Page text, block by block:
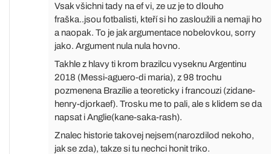
Vsak všichni tady na ef vi, ze uz je to dlouho
fraška..jsou fotbalisti, kteří si ho zasloužili a nemaji ho
a naopak. To je jak argumentace nobelovkou, sorry
jako. Argument nula nula hovno.
Takhle z hlavy ti krom brazilcu vyseknu Argentinu
2018 (Messi-aguero-di maria), z 98 trochu
pozmenena Brazílie a teoreticky i francouzi (zidane-
henry-djorkaef). Trosku me to pali, ale s klidem se da
napsat i Anglie(kane-saka-rash).
Znalec historie takovej nejsem(narozdilod nekoho,
jak se zda), takze si tu nechci honit triko.